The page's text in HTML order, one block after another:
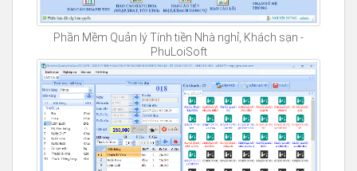
Phần Mềm Quản lý Tính tiền Nhà nghỉ, Khách sạn -
PhuLoiSoft